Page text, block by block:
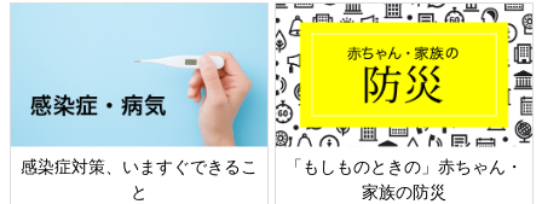
感染症対策、いますぐできるこ
と
「もしものときの」赤ちゃん・
家族の防災